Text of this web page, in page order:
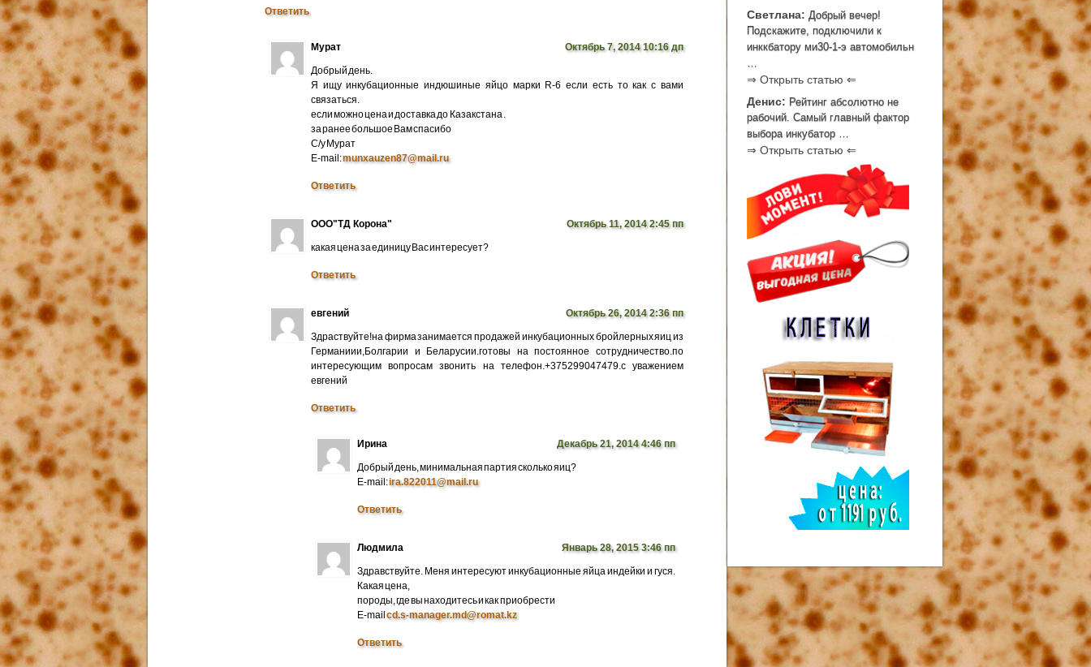
Ответить
Мурат Октябрь 7, 2014 10:16 дп
Добрый день.
Я ищу инкубационные индюшиные яйцо марки R-6 если есть то как с вами
связаться.
если можно цена и доставка до Казакстана .
за ранее большое Вам спасибо
С/у Мурат
E-mail:munxauzen87@mail.ru
Ответить
ООО"ТД Корона" Октябрь 11, 2014 2:45 пп
какая цена за единицу Вас интересует?
Ответить
евгений Октябрь 26, 2014 2:36 пп
Здраствуйте!на фирма занимается продажей инкубационных бройлерных яиц из
Германиии,Болгарии и Беларусии.готовы на постоянное сотрудничество.по
интересующим вопросам звонить на телефон.+375299047479.с уважением
евгений
Ответить
Ирина Декабрь 21, 2014 4:46 пп
Добрый день, минимальная партия сколько яиц?
E-mail:ira.822011@mail.ru
Ответить
Людмила Январь 28, 2015 3:46 пп
Здравствуйте. Меня интересуют инкубационные яйца индейки и гуся.
Какая цена,
породы, где вы находитесь и как приобрести
E-mailcd.s-manager.md@romat.kz
Ответить
Светлана: Добрый вечер!
Подскажите, подключили к
инккбатору ми30-1-э автомобильн
…
⇒ Открыть статью ⇐
Денис: Рейтинг абсолютно не
рабочий. Самый главный фактор
выбора инкубатор …
⇒ Открыть статью ⇐